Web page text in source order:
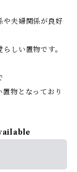
や夫婦関係が良好
しい置物です。
物となっており